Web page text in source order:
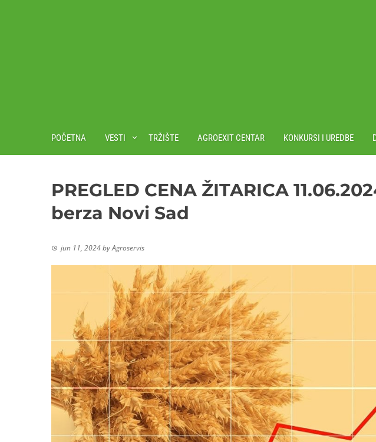
POČETNA VESTI TRŽIŠTE AGROEXIT CENTAR KONKURSI I UREDBE
PREGLED CENA ŽITARICA
berza Novi Sad
jun 11, 2024byAgroservis